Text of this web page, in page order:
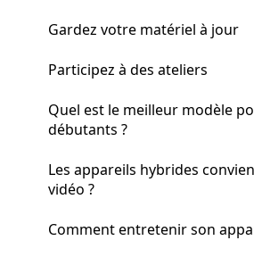
Gardez votre matériel à jour
Participez à des ateliers
Quel est le meilleur modèle
débutants ?
Les appareils hybrides
vidéo ?
Comment entretenir son